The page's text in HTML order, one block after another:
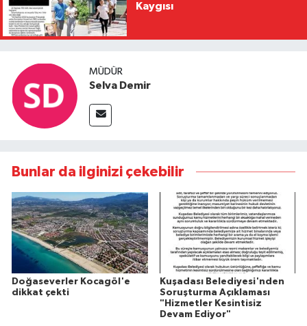
Kaygısı
MÜDÜR
Selva Demir
Bunlar da ilginizi çekebilir
Doğaseverler Kocagöl'e
dikkat çekti
Kuşadası Belediyesi'nden
Soruşturma Açıklaması
"Hizmetler Kesintisiz
Devam Ediyor"